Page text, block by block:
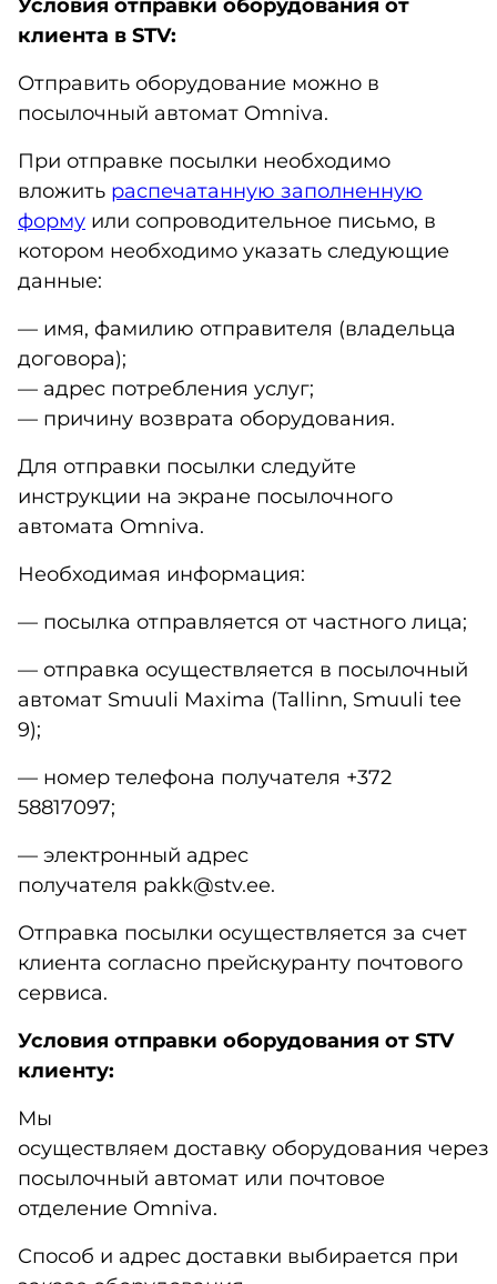
Условия отправки оборудования от
клиента в STV:
Отправить оборудование можно в
посылочный автомат Omniva.
При отправке посылки необходимо
вложить распечатанную заполненную
форму или сопроводительное письмо, в
котором необходимо указать следующие
данные:
— имя, фамилию отправителя (владельца
договора);
— адрес потребления услуг;
— причину возврата оборудования.
Для отправки посылки следуйте
инструкции на экране посылочного
автомата Omniva.
Необходимая информация:
— посылка отправляется от частного лица;
— отправка осуществляется в посылочный
автомат Smuuli Maxima (Tallinn, Smuuli tee
9);
— номер телефона получателя +372
58817097;
— электронный адрес
получателя pakk@stv.ee.
Отправка посылки осуществляется за счет
клиента согласно прейскуранту почтового
сервиса.
Условия отправки оборудования от STV
клиенту:
Мы
осуществляем доставку оборудования через
посылочный автомат или почтовое
отделение Omniva.
Способ и адрес доставки выбирается при